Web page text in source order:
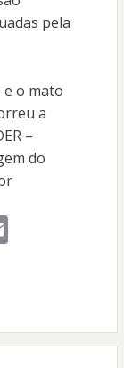
pela
o mato
a
–
do
E